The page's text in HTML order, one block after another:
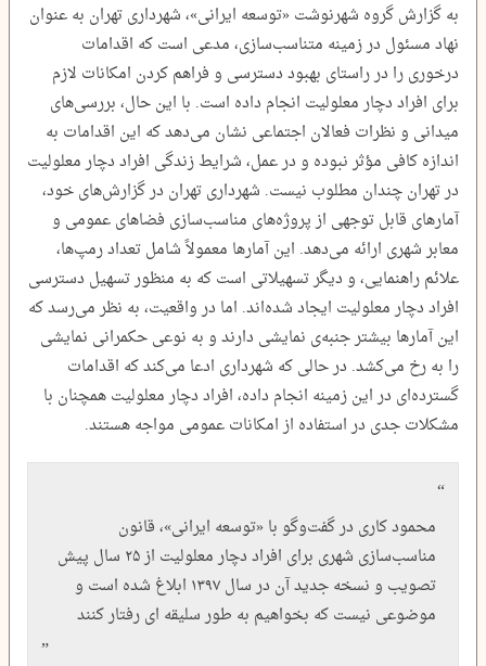
به گزارش گروه شهرنوشت «توسعه ایرانی»، شهرداری تهران به عنوان
نهاد مسئول در زمینه متناسب‌سازی، مدعی است که اقدامات
درخوری را در راستای بهبود دسترسی و فراهم کردن امکانات لازم
برای افراد دچار معلولیت انجام داده است. با این حال، بررسی‌های
میدانی و نظرات فعالان اجتماعی نشان می‌دهد که این اقدامات به
اندازه کافی مؤثر نبوده و در عمل، شرایط زندگی افراد دچار معلولیت
در تهران چندان مطلوب نیست. شهرداری تهران در گزارش‌های خود،
آمارهای قابل توجهی از پروژه‌های مناسب‌سازی فضاهای عمومی و
معابر شهری ارائه می‌دهد. این آمارها معمولاً شامل تعداد رمپ‌ها،
علائم راهنمایی، و دیگر تسهیلاتی است که به منظور تسهیل دسترسی
افراد دچار معلولیت ایجاد شده‌اند. اما در واقعیت، به نظر می‌رسد که
این آمارها بیشتر جنبه‌ی نمایشی دارند و به نوعی حکمرانی نمایشی
را به رخ می‌کشد. در حالی که شهرداری ادعا می‌کند که اقدامات
گسترده‌ای در این زمینه انجام داده، افراد دچار معلولیت همچنان با
مشکلات جدی در استفاده از امکانات عمومی مواجه هستند.
محمود کاری در گفت‌و‌گو با «توسعه ایرانی»،‌ قانون
مناسب‌سازی شهری برای افراد دچار معلولیت از ۲۵ سال پیش
تصویب و نسخه جدید آن در سال ۱۳۹۷ ابلاغ شده است و
موضوعی نیست که بخواهیم به طور سلیقه ای رفتار کنند